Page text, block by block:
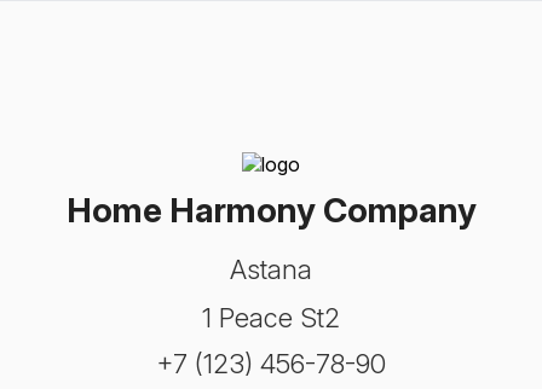
Home Harmony Company
Astana
1 Peace St2
+7 (123) 456-78-90